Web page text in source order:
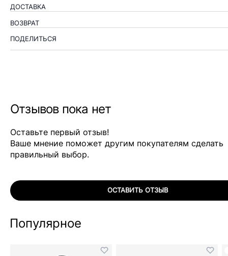
ДОСТАВКА
ВОЗВРАТ
ПОДЕЛИТЬСЯ
Отзывов пока нет
Оставьте первый отзыв!
Ваше мнение поможет другим покупателям сделать
правильный выбор.
ОСТАВИТЬ ОТЗЫВ
Популярное